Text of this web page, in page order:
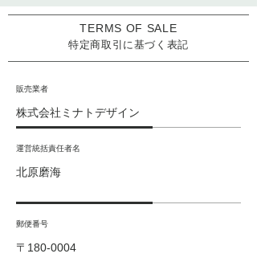
TERMS OF SALE
特定商取引に基づく表記
販売業者
株式会社ミナトデザイン
運営統括責任者名
北原磨海
郵便番号
〒180-0004